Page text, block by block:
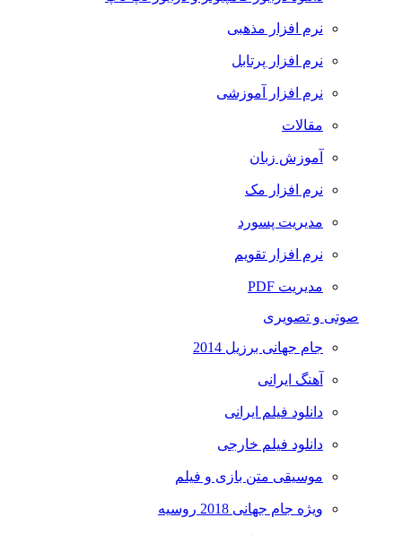
نرم افزار مذهبی
نرم افزار پرتابل
نرم افزار آموزشی
مقالات
آموزش زبان
نرم افزار مک
مدیریت پسورد
نرم افزار تقویم
مدیریت PDF
صوتی و تصویری
جام جهانی برزیل 2014
آهنگ ایرانی
دانلود فیلم ایرانی
دانلود فیلم خارجی
موسیقی متن بازی و فیلم
ویژه جام جهانی 2018 روسیه